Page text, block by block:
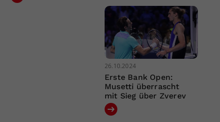
26.10.2024
Erste Bank Open:
Musetti überrascht
mit Sieg über Zverev